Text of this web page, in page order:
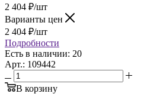
2 404 ₽/шт
Варианты цен
2 404 ₽/шт
Подробности
Есть в наличии: 20
Арт.: 109442
В корзину